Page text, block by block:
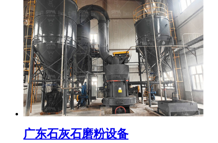
广东石灰石磨粉设备